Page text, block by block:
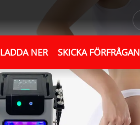
LADDA NER SKICKA FÖRFRÅGAN